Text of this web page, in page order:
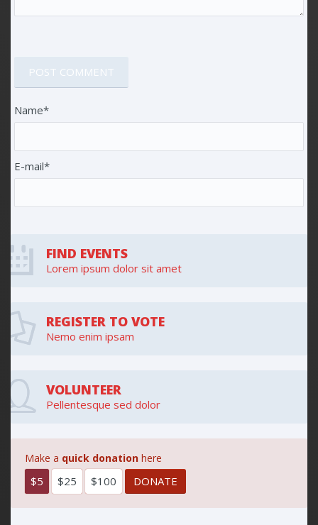
Name*
E-mail*
FIND EVENTS
Lorem ipsum dolor sit amet
REGISTER TO VOTE
Nemo enim ipsam
VOLUNTEER
Pellentesque sed dolor
Make a quick donation here
$5 $25 $100